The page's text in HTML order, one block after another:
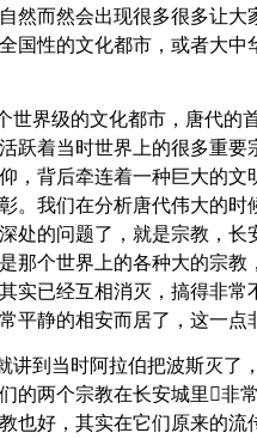
然而然会出现很多很多让大
国性的文化都市，或者大中
世界级的文化都市，唐代的
跃着当时世界上的很多重要
，背后牵连着一种巨大的文
。我们在分析唐代伟大的时
处的问题了，就是宗教，长
那个世界上的各种大的宗教
实已经互相消灭，搞得非常
平静的相安而居了，这一点
讲到当时阿拉伯把波斯灭了
的两个宗教在长安城里非
也好，其实在它们原来的流